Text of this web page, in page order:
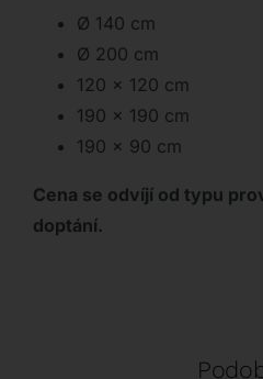
Ø 140 cm
Ø 200 cm
120 x 120 cm
190 x 190 cm
190 x 90 cm
Cena se odvíjí od typu
doptání.